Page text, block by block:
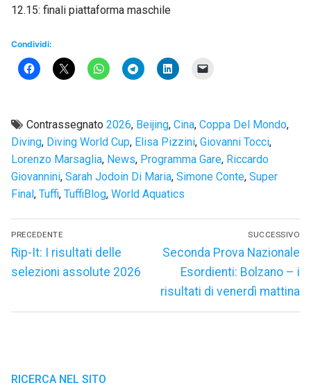
12.15: finali piattaforma maschile
Condividi:
Contrassegnato 2026, Beijing, Cina, Coppa Del Mondo,
Diving, Diving World Cup, Elisa Pizzini, Giovanni Tocci,
Lorenzo Marsaglia, News, Programma Gare, Riccardo
Giovannini, Sarah Jodoin Di Maria, Simone Conte, Super
Final , Tuffi, TuffiBlog, World Aquatics
Navigazione
articoli
PRECEDENTE
Articolo
precedente:
Rip-It: I risultati delle
selezioni assolute 2026
SUCCESSIVO
Articolo
successivo:
Seconda Prova Nazionale
Esordienti: Bolzano – i
risultati di venerdì mattina
RICERCA NEL SITO